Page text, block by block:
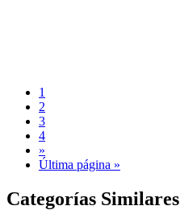
1
2
3
4
»
Última página »
Categorías Similares